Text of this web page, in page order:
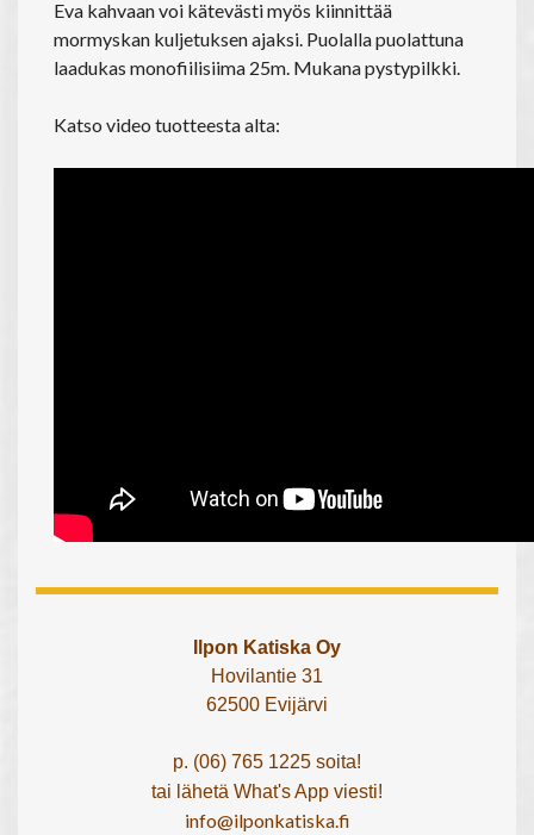
Eva kahvaan voi kätevästi myös kiinnittää
mormyskan kuljetuksen ajaksi. Puolalla puolattuna
laadukas monofiilisiima 25m. Mukana pystypilkki.
Katso video tuotteesta alta:
Ilpon Katiska Oy
Hovilantie 31
62500 Evijärvi
p. (06) 765 1225 soita!
tai lähetä What's App viesti!
info@ilponkatiska.fi